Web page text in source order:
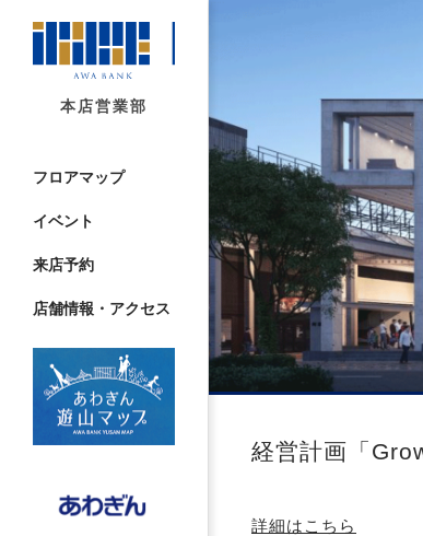
本店営業部
フロアマップ
イベント
来店予約
店舗情報・アクセス
経営計画「
詳細はこちら